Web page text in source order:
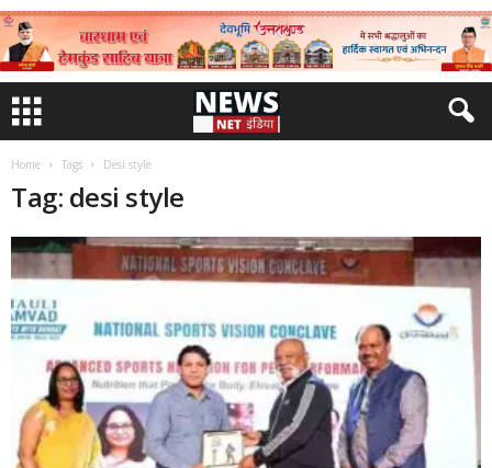
Home Tags Desi style
Tag: desi style